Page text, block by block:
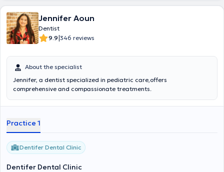
Jennifer Aoun
Dentist
9.9|346 reviews
About the specialist
Jennifer, a dentist specialized in pediatric care,offers
comprehensive and compassionate treatments.
Practice 1
Dentifer Dental Clinic
Dentifer Dental Clinic